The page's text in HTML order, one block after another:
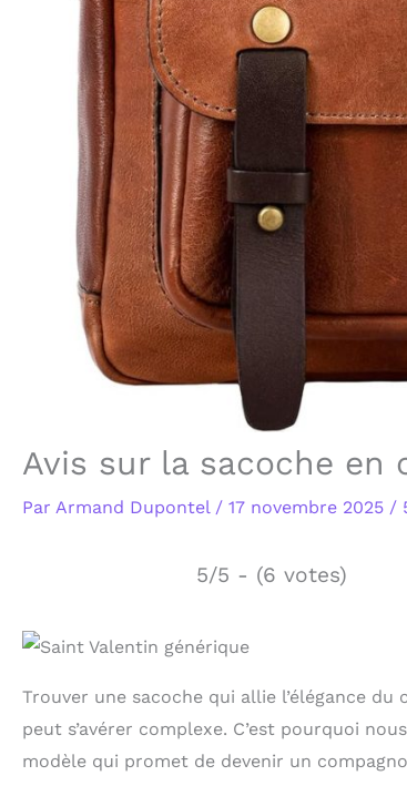
Avis sur la sacoche en
Par Armand Dupontel / 17 novembre 2025 /
5/5 - (6 votes)
Trouver une sacoche qui allie l’élégance
peut s’avérer complexe. C’est pourquoi
modèle qui promet de devenir un